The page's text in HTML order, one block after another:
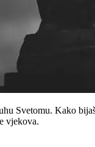
Svetomu. Kako
vjekova.